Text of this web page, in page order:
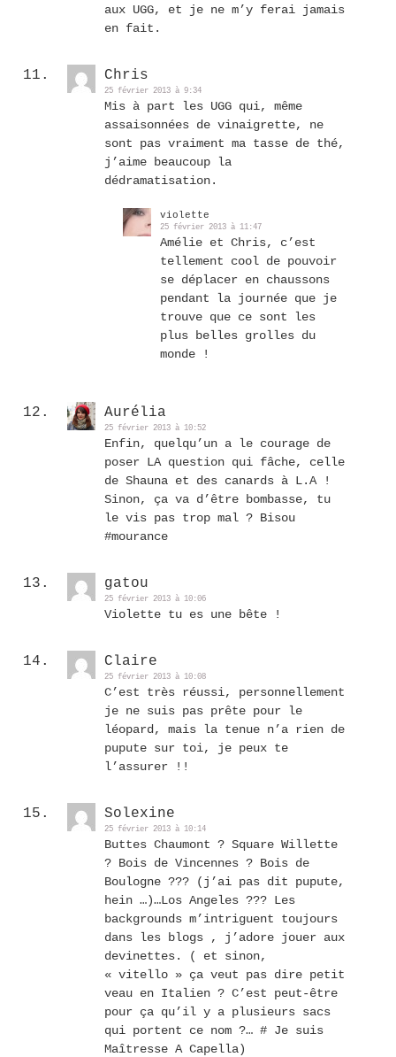
aux UGG, et je ne m’y ferai jamais
en fait.
Chris
25 février 2013 à 9:34
Mis à part les UGG qui, même
assaisonnées de vinaigrette, ne
sont pas vraiment ma tasse de thé,
j’aime beaucoup la
dédramatisation.
violette
25 février 2013 à 11:47
Amélie et Chris, c’est
tellement cool de pouvoir
se déplacer en chaussons
pendant la journée que je
trouve que ce sont les
plus belles grolles du
monde !
Aurélia
25 février 2013 à 10:52
Enfin, quelqu’un a le courage de
poser LA question qui fâche, celle
de Shauna et des canards à L.A !
Sinon, ça va d’être bombasse, tu
le vis pas trop mal ? Bisou
#mourance
gatou
25 février 2013 à 10:06
Violette tu es une bête !
Claire
25 février 2013 à 10:08
C’est très réussi, personnellement
je ne suis pas prête pour le
léopard, mais la tenue n’a rien de
pupute sur toi, je peux te
l’assurer !!
Solexine
25 février 2013 à 10:14
Buttes Chaumont ? Square Willette
? Bois de Vincennes ? Bois de
Boulogne ??? (j’ai pas dit pupute,
hein …)…Los Angeles ??? Les
backgrounds m’intriguent toujours
dans les blogs , j’adore jouer aux
devinettes. ( et sinon,
« vitello » ça veut pas dire petit
veau en Italien ? C’est peut-être
pour ça qu’il y a plusieurs sacs
qui portent ce nom ?… # Je suis
Maîtresse A Capella)